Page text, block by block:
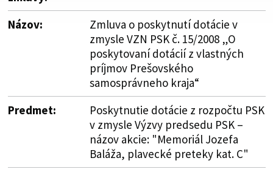
Názov:
Zmluva o poskytnutí dotácie v
zmysle VZN PSK č. 15/2008 „O
poskytovaní dotácií z vlastných
príjmov Prešovského
samosprávneho kraja“
Predmet:
Poskytnutie dotácie z rozpočtu PSK
v zmysle Výzvy predsedu PSK –
názov akcie: "Memoriál Jozefa
Baláža, plavecké preteky kat. C"